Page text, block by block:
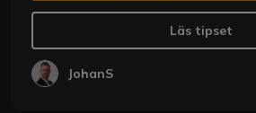
Läs tipset
JohanS